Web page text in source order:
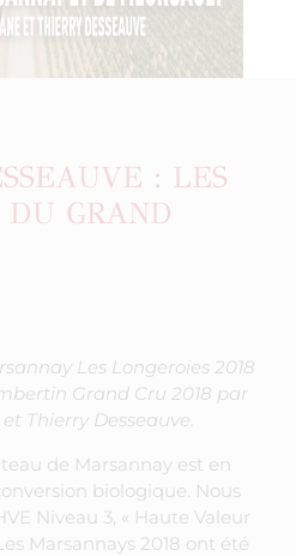
: LES
DU GRAND
Les Longeroies 2018
Grand Cru 2018 par
Thierry Desseauve.
de Marsannay est en
biologique. Nous
Niveau 3, « Haute Valeur
Marsannays 2018 ont été